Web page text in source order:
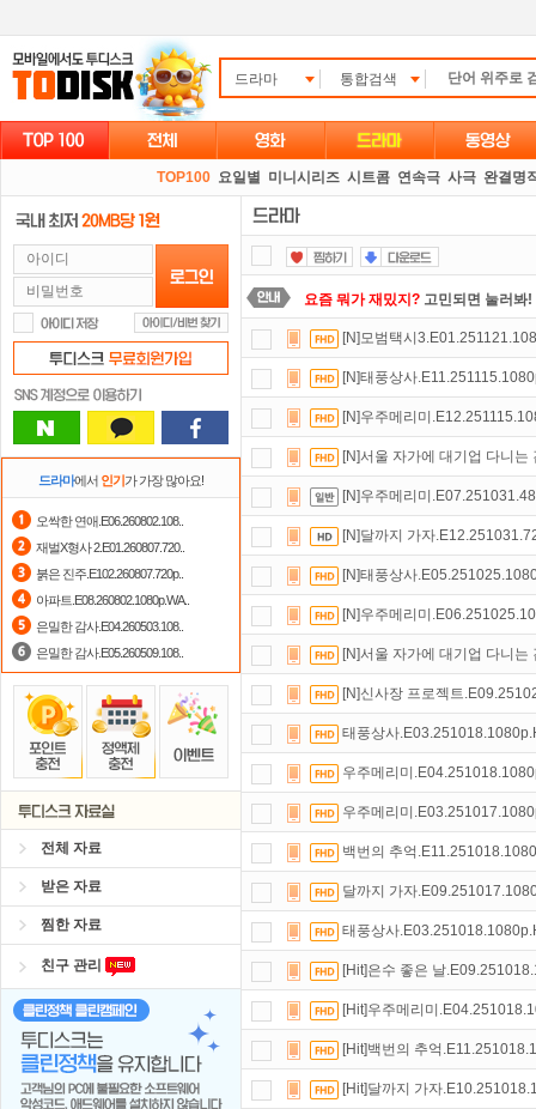
드라마 통합검색
TOP100 요일별 미니시리즈 시트콤 연속극 사극 완결명
드라마에서 인기가 가장 많아요!
오싹한 연애.E06.260802.108..
재벌X형사 2.E01.260807.720..
붉은 진주.E102.260807.720p..
아파트.E08.260802.1080p.WA..
은밀한 감사.E04.260503.108..
은밀한 감사.E05.260509.108..
전체 자료
받은 자료
찜한 자료
친구 관리
요즘 뭐가 재밌지? 고민되면 눌러봐!
출석체크이벤트!매일매일출석체
자녀보호기능 으로 가족과 함께 투
포인트 할인쿠폰 사용방법
스마트TV로 투디스크영화,드라마,
숨어있는 카드 마일리지 조회하고
댓글만 잘써도무료 포인트를 드립
[N]모범택시
[N]태풍상사
[N]우주메리미
[N]서울 자가에 대기업 다니
[N]우주메리미
[N]달까지 가자
[N]태풍상사
[N]우주메리미
[N]서울 자가에 대기업 다니
[N]신사장 프로젝트
태풍상사
우주메리미
우주메리미
백번의 추억
달까지 가자
태풍상사
[Hit]은수 좋은 날
[Hit]우주메리미
[Hit]백번의 추억
[Hit]달까지 가자